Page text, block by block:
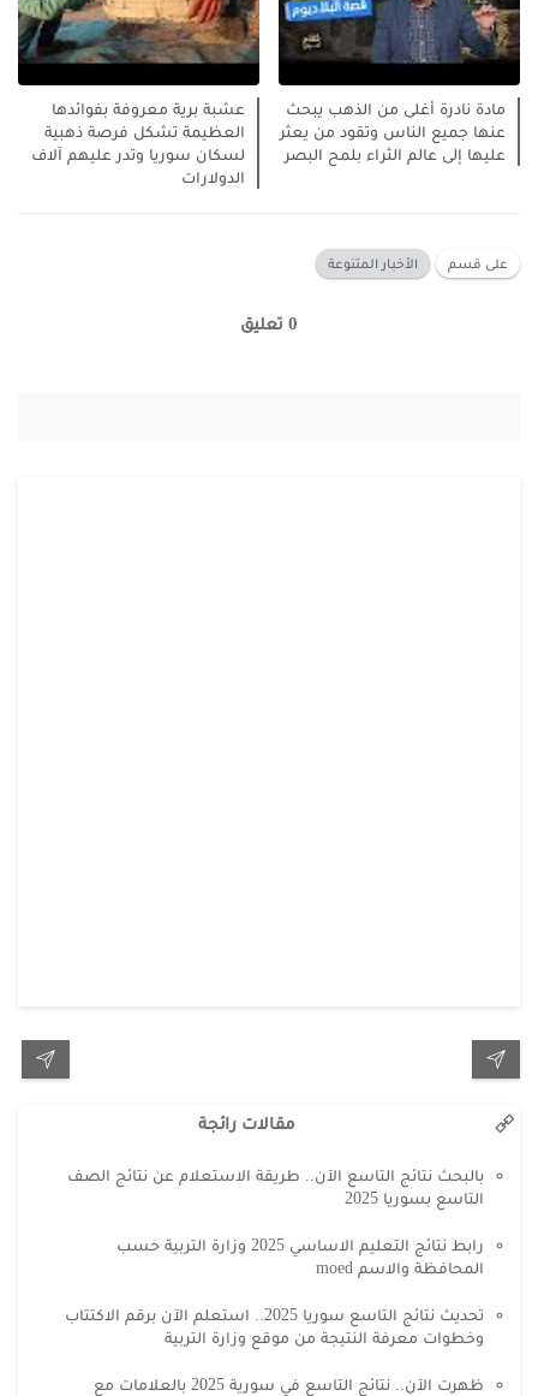
مادة نادرة أغلى من الذهب يبحث
عنها جميع الناس وتقود من يعثر
عليها إلى عالم الثراء بلمح البصر
عشبة برية معروفة بفوائدها
العظيمة تشكل فرصة ذهبية
لسكان سوريا وتدر عليهم آلاف
الدولارات
على قسم الأخبار المتنوعة
0 تعليق
مقالات رائجة
بالبحث نتائج التاسع الآن.. طريقة الاستعلام عن نتائج الصف
التاسع بسوريا 2025
رابط نتائج التعليم الاساسي 2025 وزارة التربية حسب
المحافظة والاسم moed
تحديث نتائج التاسع سوريا 2025.. استعلم الآن برقم الاكتتاب
وخطوات معرفة النتيجة من موقع وزارة التربية
ظهرت الآن.. نتائج التاسع في سورية 2025 بالعلامات مع